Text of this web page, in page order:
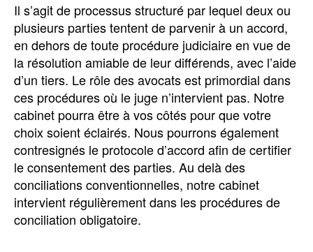
Il s’agit de processus structuré par lequel deux ou
plusieurs parties tentent de parvenir à un accord,
en dehors de toute procédure judiciaire en vue de
la résolution amiable de leur différends, avec l’aide
d’un tiers. Le rôle des avocats est primordial dans
ces procédures où le juge n’intervient pas. Notre
cabinet pourra être à vos côtés pour que votre
choix soient éclairés. Nous pourrons également
contresignés le protocole d’accord afin de certifier
le consentement des parties. Au delà des
conciliations conventionnelles, notre cabinet
intervient régulièrement dans les procédures de
conciliation obligatoire.